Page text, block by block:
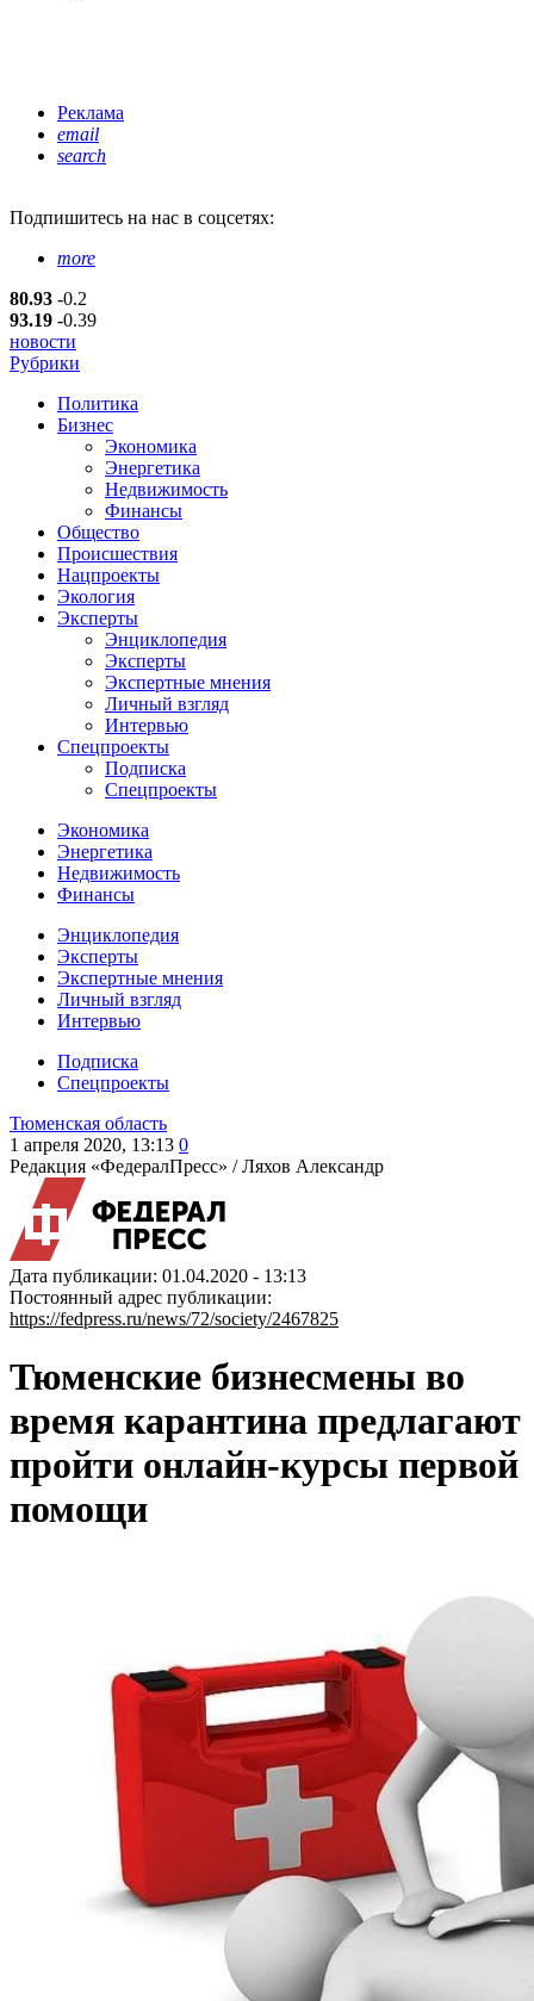
Реклама
email
search
Подпишитесь на нас в соцсетях:
more
80.93 -0.2
93.19 -0.39
новости
Рубрики
Политика
Бизнес
Экономика
Энергетика
Недвижимость
Финансы
Общество
Происшествия
Нацпроекты
Экология
Эксперты
Энциклопедия
Эксперты
Экспертные мнения
Личный взгляд
Интервью
Спецпроекты
Подписка
Спецпроекты
Экономика
Энергетика
Недвижимость
Финансы
Энциклопедия
Эксперты
Экспертные мнения
Личный взгляд
Интервью
Подписка
Спецпроекты
Тюменская область
1 апреля 2020, 13:13 0
Редакция «ФедералПресс» /Ляхов Александр
Дата публикации: 01.04.2020 - 13:13
Постоянный адрес публикации:
https://fedpress.ru/news/72/society/2467825
Тюменские бизнесмены во
время карантина предлагают
пройти онлайн-курсы первой
помощи